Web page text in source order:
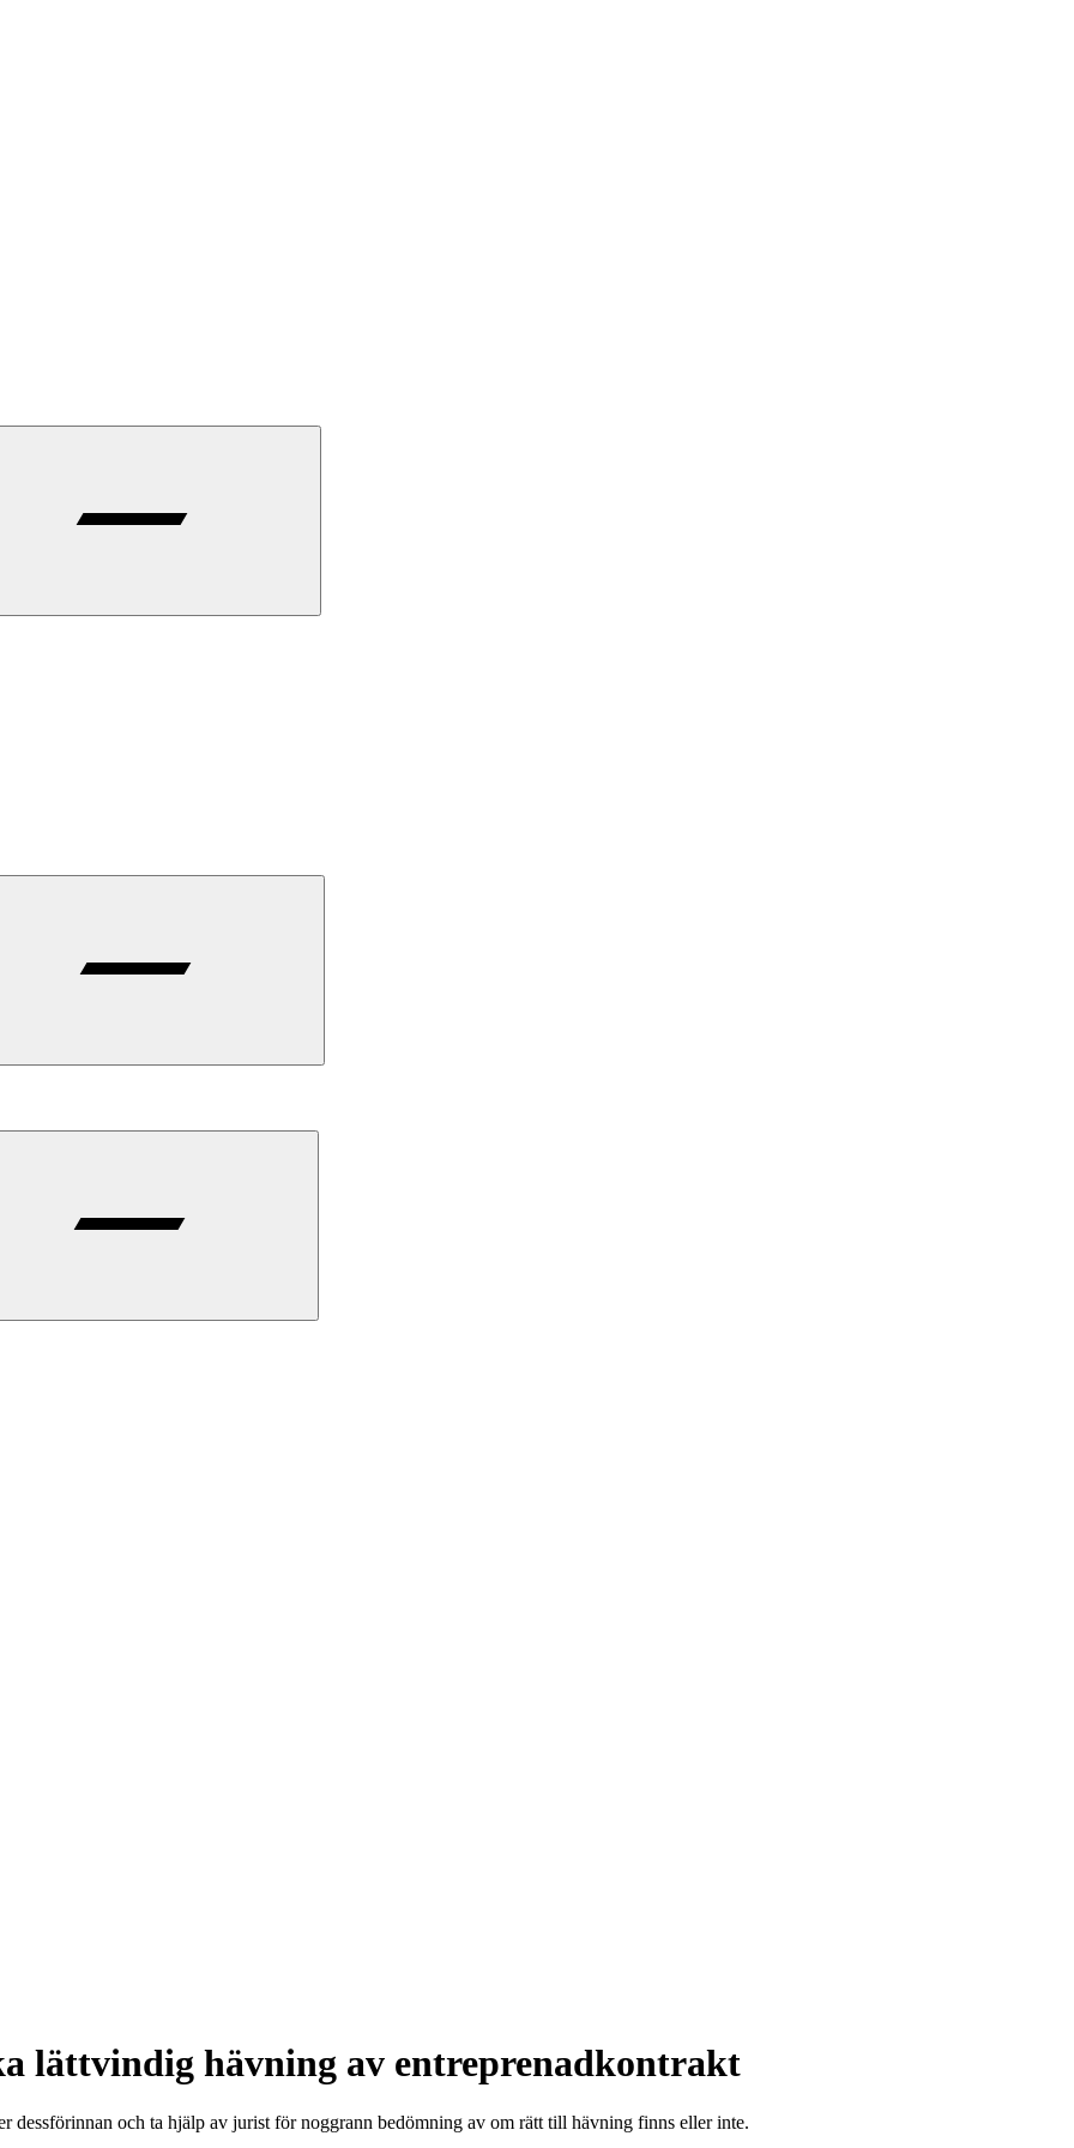
lättvindig hävning av entreprenadkontrakt
dessförinnan och ta hjälp av jurist för noggrann bedömning av om rätt till hävning finns eller inte.